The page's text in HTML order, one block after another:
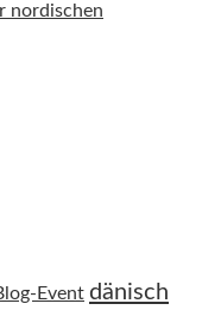
nordischen
Event dänisch